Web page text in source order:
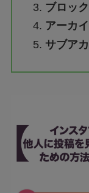
ブロッ
アーカ
サブア